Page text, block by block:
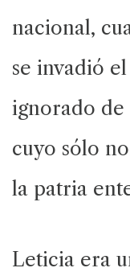
nacional,
se invadió
ignorado de
cuyo sólo
la patria
Leticia era